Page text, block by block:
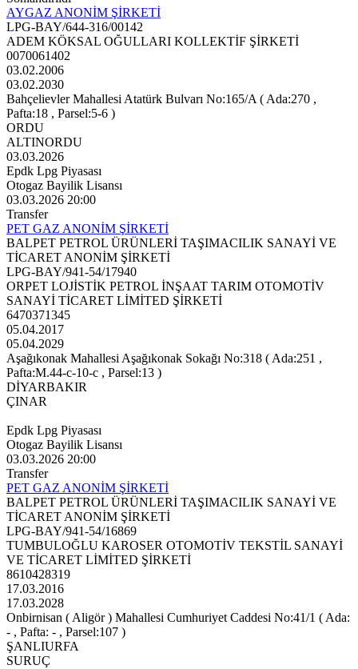
AYGAZ ANONİM ŞİRKETİ
LPG-BAY/644-316/00142
ADEM KÖKSAL OĞULLARI KOLLEKTİF ŞİRKETİ
0070061402
03.02.2006
03.02.2030
Bahçelievler Mahallesi Atatürk Bulvarı No:165/A ( Ada:270 ,
Pafta:18 , Parsel:5-6 )
ORDU
ALTINORDU
03.03.2026
Epdk Lpg Piyasası
Otogaz Bayilik Lisansı
03.03.2026 20:00
Transfer
PET GAZ ANONİM ŞİRKETİ
BALPET PETROL ÜRÜNLERİ TAŞIMACILIK SANAYİ VE
TİCARET ANONİM ŞİRKETİ
LPG-BAY/941-54/17940
ORPET LOJİSTİK PETROL İNŞAAT TARIM OTOMOTİV
SANAYİ TİCARET LİMİTED ŞİRKETİ
6470371345
05.04.2017
05.04.2029
Aşağıkonak Mahallesi Aşağıkonak Sokağı No:318 ( Ada:251 ,
Pafta:M.44-c-10-c , Parsel:13 )
DİYARBAKIR
ÇINAR
Epdk Lpg Piyasası
Otogaz Bayilik Lisansı
03.03.2026 20:00
Transfer
PET GAZ ANONİM ŞİRKETİ
BALPET PETROL ÜRÜNLERİ TAŞIMACILIK SANAYİ VE
TİCARET ANONİM ŞİRKETİ
LPG-BAY/941-54/16869
TUMBULOĞLU KAROSER OTOMOTİV TEKSTİL SANAYİ
VE TİCARET LİMİTED ŞİRKETİ
8610428319
17.03.2016
17.03.2028
Onbirnisan ( Aligör ) Mahallesi Cumhuriyet Caddesi No:41/1 ( Ada:
- , Pafta: - , Parsel:107 )
ŞANLIURFA
SURUÇ